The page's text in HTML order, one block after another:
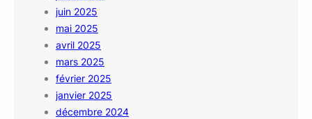
juin 2025
mai 2025
avril 2025
mars 2025
février 2025
janvier 2025
décembre 2024